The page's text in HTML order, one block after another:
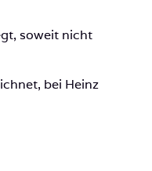
soweit nicht
bei Heinz